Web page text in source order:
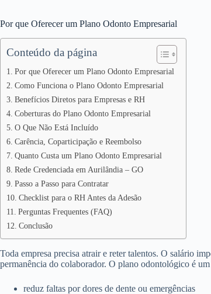
Por que Oferecer um Plano Odonto Empresarial
Conteúdo da página
Por que Oferecer um Plano Odonto Empresarial
Como Funciona o Plano Odonto Empresarial
Benefícios Diretos para Empresas e RH
Coberturas do Plano Odonto Empresarial
O Que Não Está Incluído
Carência, Coparticipação e Reembolso
Quanto Custa um Plano Odonto Empresarial
Rede Credenciada em Aurilândia – GO
Passo a Passo para Contratar
Checklist para o RH Antes da Adesão
Perguntas Frequentes (FAQ)
Conclusão
Toda empresa precisa atrair e reter talentos. O salário
permanência do colaborador. O plano odontológico é
reduz faltas por dores de dente ou emergências